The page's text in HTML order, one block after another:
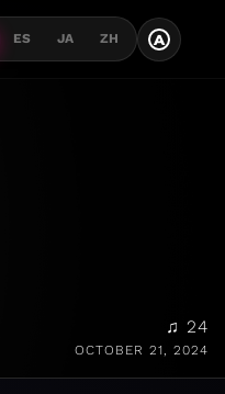
ES JA ZH A
♫ 24
OCTOBER 21, 2024